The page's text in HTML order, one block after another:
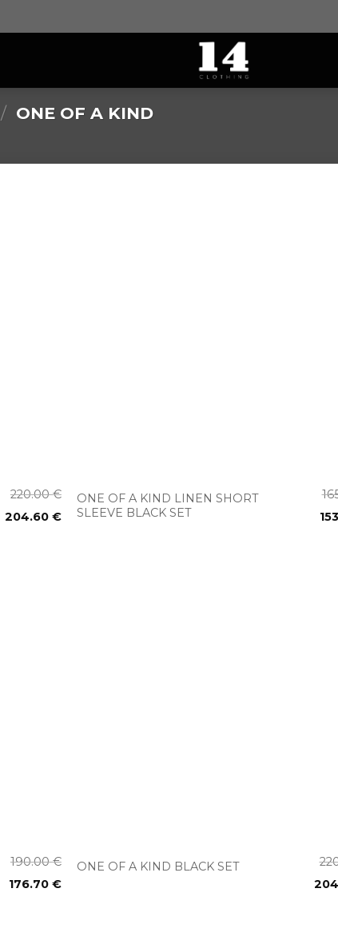
/ ONE OF A KIND
220.00€
204.60 €
ONE OF A KIND LINEN SHORT
SLEEVE BLACK SET
190.00€
176.70 €
ONE OF A KIND BLACK SET